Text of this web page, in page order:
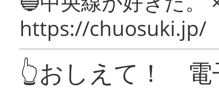
https://chuosuki.jp/
👆おしえて！ 電